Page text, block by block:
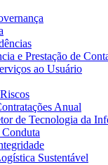
e Prestação de
ao Usuário
Anual
de Tecnologia da
Sustentável